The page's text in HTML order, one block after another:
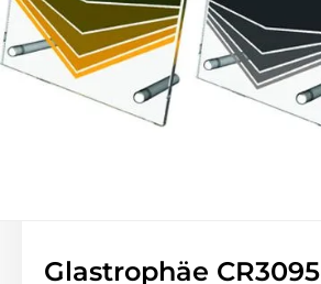
Glastrophäe CR3095